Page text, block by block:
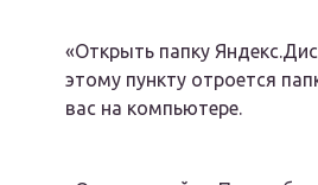
«Открыть папку
этому пункту отроется
вас на компьютере.